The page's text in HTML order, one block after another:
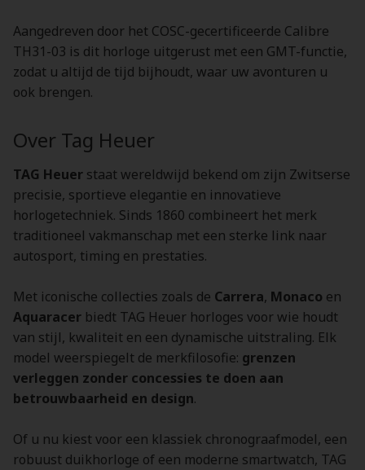
Aangedreven door het COSC-gecertificeerde Calibre
TH31-03 is dit horloge uitgerust met een GMT-functie,
zodat u altijd de tijd bijhoudt, waar uw avonturen u
ook brengen.
Over Tag Heuer
TAG Heuer staat wereldwijd bekend om zijn Zwitserse
precisie, sportieve elegantie en innovatieve
horlogetechniek. Sinds 1860 combineert het merk
traditioneel vakmanschap met een sterke link naar
autosport, timing en prestaties.
Met iconische collecties zoals de Carrera, Monaco en
Aquaracer biedt TAG Heuer horloges voor wie houdt
van stijl, kwaliteit en een dynamische uitstraling. Elk
model weerspiegelt de merkfilosofie: grenzen
verleggen zonder concessies te doen aan
betrouwbaarheid en design.
Of u nu kiest voor een klassiek chronograafmodel, een
robuust duikhorloge of een moderne smartwatch, TAG